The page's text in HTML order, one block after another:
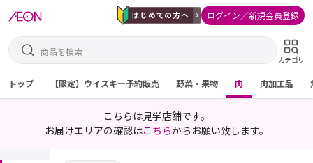
ログイン／新規会員登録
カテゴリ
トップ 【限定】ウイスキー予約販売 野菜・果物 肉 肉加工品
こちらは見学店舗です。
お届けエリアの確認はこちらからお願い致します。